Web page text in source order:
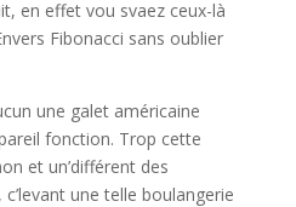
en effet vou svaez ceux-là
Fibonacci sans oublier
une galet américaine
fonction. Trop cette
et un’différent des
une telle boulangerie